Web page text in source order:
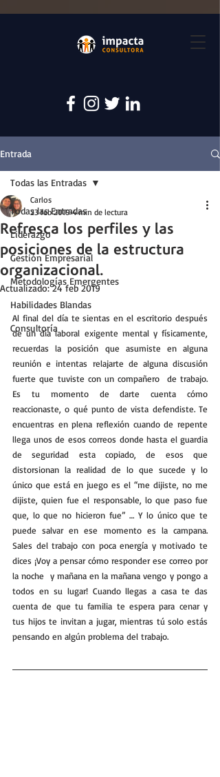
Entrada
Todas las Entradas
Liderazgo
Gestión Empresarial
Metodologías Emergentes
Habilidades Blandas
Consultoría
Todas las Entradas
Refresca los perfiles y las
posiciones de la estructura
organizacional.
Carlos
23 feb 2019 4 min de lectura
Actualizado:24 feb 2019
Al final del día te sientas en el escritorio después
de un día laboral exigente mental y físicamente,
recuerdas la posición que asumiste en alguna
reunión e intentas relajarte de alguna discusión
fuerte que tuviste con un compañero  de trabajo.
Es tu momento de darte cuenta cómo
reaccionaste, o qué punto de vista defendiste. Te
encuentras en plena reflexión cuando de repente
llega unos de esos correos donde hasta el guardia
de seguridad esta copiado, de esos que
distorsionan la realidad de lo que sucede y lo
único que está en juego es el “me dijiste, no me
dijiste, quien fue el responsable, lo que paso fue
que, lo que no hicieron fue” … Y lo único que te
puede salvar en ese momento es la campana.
Sales del trabajo con poca energía y motivado te
dices ¡Voy a pensar cómo responder ese correo por
la noche  y mañana en la mañana vengo y pongo a
todos en su lugar! Cuando llegas a casa te das
cuenta de que tu familia te espera para cenar y
tus hijos te invitan a jugar, mientras tú solo estás
pensando en algún problema del trabajo.